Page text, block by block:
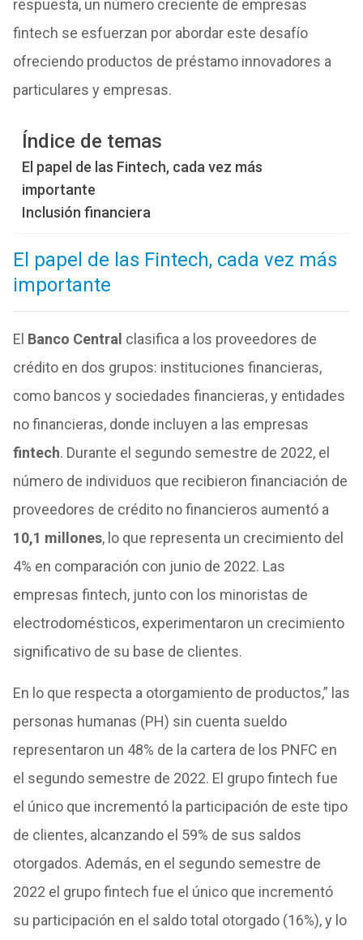
respuesta, un número creciente de empresas
fintech se esfuerzan por abordar este desafío
ofreciendo productos de préstamo innovadores a
particulares y empresas.
Índice de temas
El papel de las Fintech, cada vez más
importante
Inclusión financiera
El papel de las Fintech, cada vez más
importante
El Banco Central clasifica a los proveedores de
crédito en dos grupos: instituciones financieras,
como bancos y sociedades financieras, y entidades
no financieras, donde incluyen a las empresas
fintech. Durante el segundo semestre de 2022, el
número de individuos que recibieron financiación de
proveedores de crédito no financieros aumentó a
10,1 millones, lo que representa un crecimiento del
4% en comparación con junio de 2022. Las
empresas fintech, junto con los minoristas de
electrodomésticos, experimentaron un crecimiento
significativo de su base de clientes.
En lo que respecta a otorgamiento de productos,” las
personas humanas (PH) sin cuenta sueldo
representaron un 48% de la cartera de los PNFC en
el segundo semestre de 2022. El grupo fintech fue
el único que incrementó la participación de este tipo
de clientes, alcanzando el 59% de sus saldos
otorgados. Además, en el segundo semestre de
2022 el grupo fintech fue el único que incrementó
su participación en el saldo total otorgado (16%), y lo